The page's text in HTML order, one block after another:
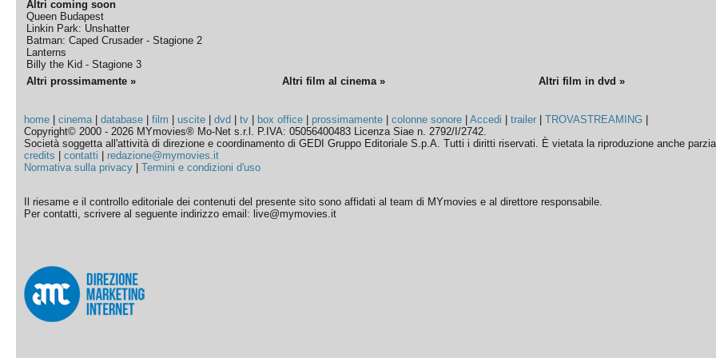
Altri coming soon
Queen Budapest
Linkin Park: Unshatter
Batman: Caped Crusader - Stagione 2
Lanterns
Billy the Kid - Stagione 3
Altri prossimamente » Altri film al cinema » Altri film in dvd »
home |cinema|database |film |uscite |dvd |tv box office prossimamente |colonne sonore |Accedi |trailer |TROVASTREAMING
Copyright© 2000 - 2026 MYmovies® Mo-Net s.r.l. P.IVA: 05056400483 Licenza Siae n. 2792/I/2742.
Società soggetta all'attività di direzione e coordinamento di GEDI Gruppo Editoriale S.p.A. Tutti i diritti riservati. È vietata la riproduzione anche
credits |contatti
redazione@mymovies.it
Normativa sulla privacy |Termini e condizioni d'uso
Il riesame e il controllo editoriale dei contenuti del presente sito sono affidati al team di MYmovies e al direttore responsabile.
Per contatti, scrivere al seguente indirizzo email: live@mymovies.it